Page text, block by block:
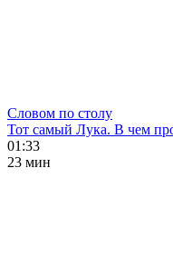
Словом по столу
Тот самый Лука. В чем
01:33
23 мин